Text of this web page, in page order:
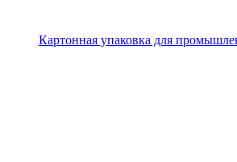
Картонная упаковка для